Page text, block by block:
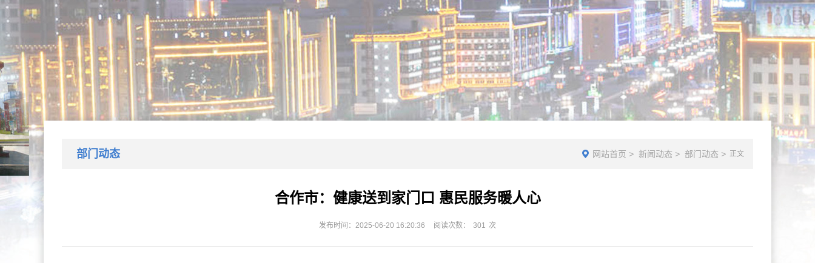
部门动态 网站首页 > 新闻动态 > 部门动态 > 正文
合作市：健康送到家门口 惠民服务暖人心
发布时间：2025-06-20 16:20:36 阅读次数： 301 次